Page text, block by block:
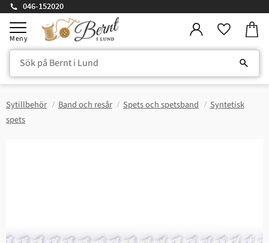
Meny
046-152020
Sytillbehör Band och resår Spets och spetsband
Syntetisk
spets